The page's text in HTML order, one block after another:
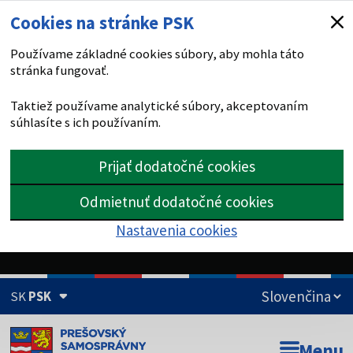
Cookies na stránke PSK
Používame základné cookies súbory, aby mohla táto
stránka fungovať.
Taktiež používame analytické súbory, akceptovaním
súhlasíte s ich používaním.
Prijať dodatočné cookies
Odmietnuť dodatočné cookies
Nastavenia cookies
SKPSK
Doména psk.sk je oficiálna